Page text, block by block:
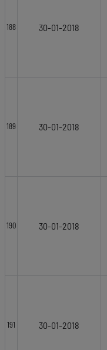
188 30-01-2018
189 30-01-2018
190 30-01-2018
191 30-01-2018